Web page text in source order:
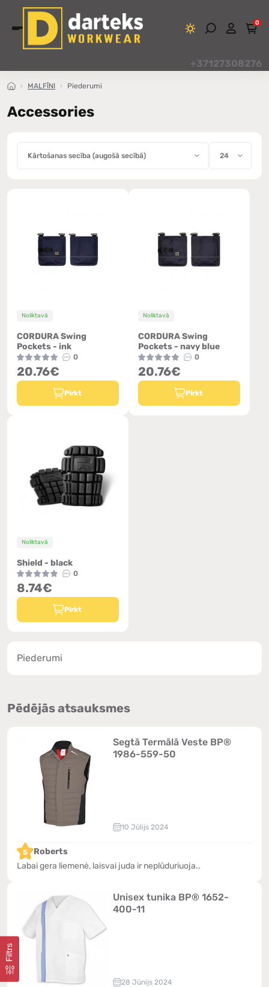
0
+37127308276
MALFĪNI Piederumi
Filtrs
Accessories
Noliktavā
CORDURA Swing
Pockets - ink
0
20.76€
Pirkt
Noliktavā
CORDURA Swing
Pockets - navy blue
0
20.76€
Pirkt
Noliktavā
Shield - black
0
8.74€
Pirkt
Piederumi
Pēdējās atsauksmes
Segtā Termālā Veste BP®
1986-559-50
10 Jūlijs 2024
5
Roberts
Labai gera liemenė, laisvai juda ir neplūduriuoja..
Unisex tunika BP® 1652-
400-11
28 Jūnijs 2024